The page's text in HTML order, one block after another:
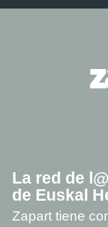
La red de
de Euskal
Zapart tiene